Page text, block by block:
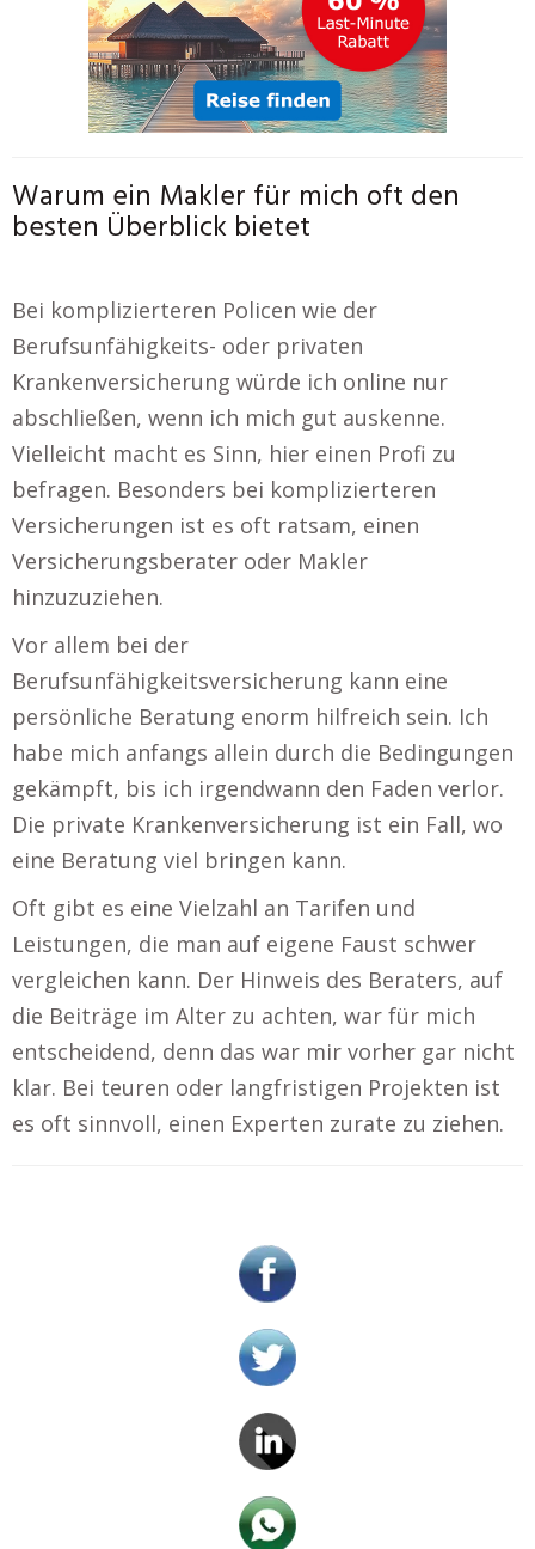
Warum ein Makler für mich oft den
besten Überblick bietet
Bei komplizierteren Policen wie der
Berufsunfähigkeits- oder privaten
Krankenversicherung würde ich online nur
abschließen, wenn ich mich gut auskenne.
Vielleicht macht es Sinn, hier einen Profi zu
befragen. Besonders bei komplizierteren
Versicherungen ist es oft ratsam, einen
Versicherungsberater oder Makler
hinzuzuziehen.
Vor allem bei der
Berufsunfähigkeitsversicherung kann eine
persönliche Beratung enorm hilfreich sein. Ich
habe mich anfangs allein durch die Bedingungen
gekämpft, bis ich irgendwann den Faden verlor.
Die private Krankenversicherung ist ein Fall, wo
eine Beratung viel bringen kann.
Oft gibt es eine Vielzahl an Tarifen und
Leistungen, die man auf eigene Faust schwer
vergleichen kann. Der Hinweis des Beraters, auf
die Beiträge im Alter zu achten, war für mich
entscheidend, denn das war mir vorher gar nicht
klar. Bei teuren oder langfristigen Projekten ist
es oft sinnvoll, einen Experten zurate zu ziehen.